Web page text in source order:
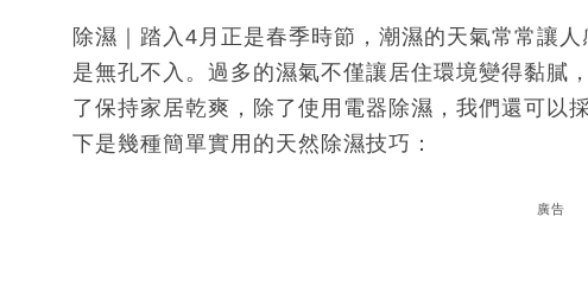
除濕｜踏入4月正是春季時節，潮濕的天氣常常讓
是無孔不入。過多的濕氣不僅讓居住環境變得黏膩
了保持家居乾爽，除了使用電器除濕，我們還可以
下是幾種簡單實用的天然除濕技巧：
廣告